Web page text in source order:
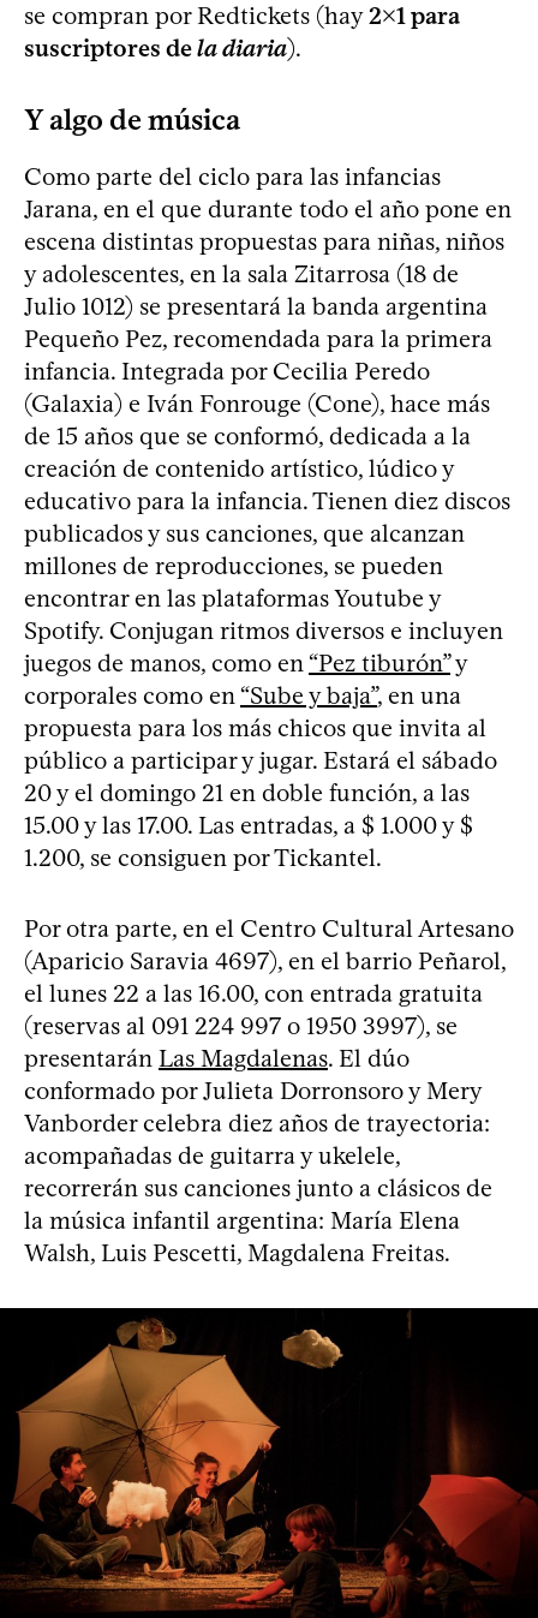
se compran por Redtickets (hay2x1 para
suscriptores dela diaria).
Y algo de música
Como parte del ciclo para las infancias
Jarana, en el que durante todo el año pone en
escena distintas propuestas para niñas, niños
y adolescentes, en la sala Zitarrosa (18 de
Julio 1012) se presentará la banda argentina
Pequeño Pez, recomendada para la primera
infancia. Integrada por Cecilia Peredo
(Galaxia) e Iván Fonrouge (Cone), hace más
de 15 años que se conformó, dedicada a la
creación de contenido artístico, lúdico y
educativo para la infancia. Tienen diez discos
publicados y sus canciones, que alcanzan
millones de reproducciones, se pueden
encontrar en las plataformas Youtube y
Spotify. Conjugan ritmos diversos e incluyen
juegos de manos, como en “Pez tiburón”y
corporales como en “Sube y baja”, en una
propuesta para los más chicos que invita al
público a participar y jugar. Estará el sábado
20 y el domingo 21 en doble función, a las
15.00 y las 17.00. Las entradas, a $ 1.000 y $
1.200, se consiguen por Tickantel.
Por otra parte, en el Centro Cultural Artesano
(Aparicio Saravia 4697), en el barrio Peñarol,
el lunes 22 a las 16.00, con entrada gratuita
(reservas al 091 224 997 o 1950 3997), se
presentarán Las Magdalenas. El dúo
conformado por Julieta Dorronsoro y Mery
Vanborder celebra diez años de trayectoria:
acompañadas de guitarra y ukelele,
recorrerán sus canciones junto a clásicos de
la música infantil argentina: María Elena
Walsh, Luis Pescetti, Magdalena Freitas.